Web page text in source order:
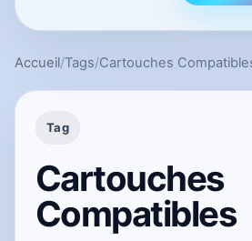
Accueil/Tags/Cartouches
Tag
Cartouches
Compatibles